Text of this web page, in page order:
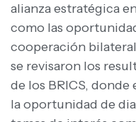
alianza estratégica
como las
cooperación
se revisaron los
de los BRICS,
la oportunidad de